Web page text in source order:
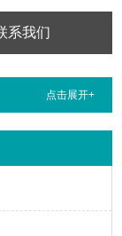
系我们
点击展开+